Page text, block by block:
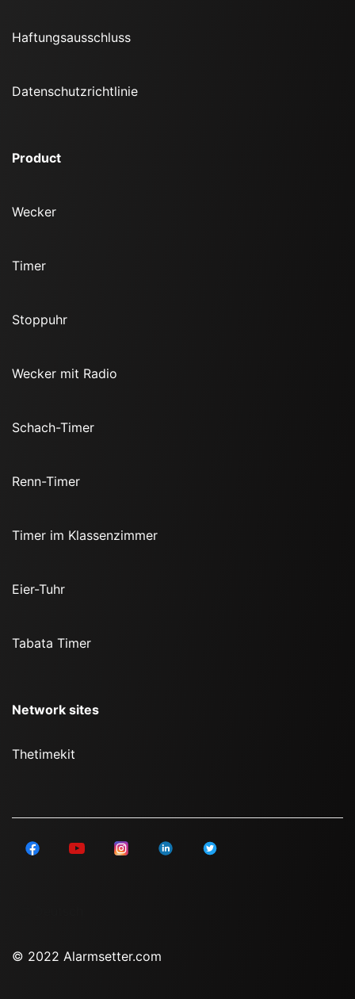
Haftungsausschluss
Datenschutzrichtlinie
Product
Wecker
Timer
Stoppuhr
Wecker mit Radio
Schach-Timer
Renn-Timer
Timer im Klassenzimmer
Eier-Tuhr
Tabata Timer
Network sites
Thetimekit
© 2022 Alarmsetter.com